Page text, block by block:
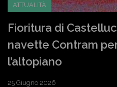
ATTUALITÀ
Fioritura di
navette Contram
l’altopiano
25 Giugno 2026